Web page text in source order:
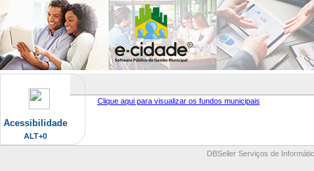
Acessibilidade
ALT+0
Clique aqui para visualizar os fundos municipais
DBSeller Serviços de